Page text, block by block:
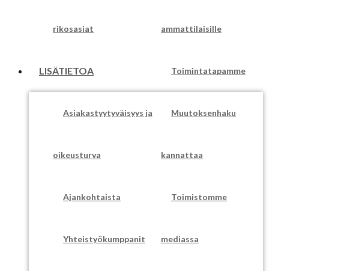
ammattilaisille
rikosasiat
Toimintatapamme
LISÄTIETOA
Asiakastyytyväisyys ja
oikeusturva
Muutoksenhaku
kannattaa
Ajankohtaista Toimistomme
mediassa
Yhteistyökumppanit